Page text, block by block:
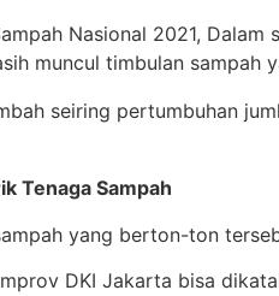
Nasional 2021,
muncul timbulan sampah
seiring pertumbuhan
Tenaga Sampah
yang berton-ton
DKI Jakarta bisa